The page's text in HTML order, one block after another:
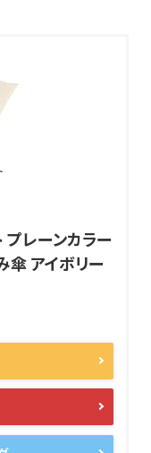
レーンカラー
傘 アイボリー